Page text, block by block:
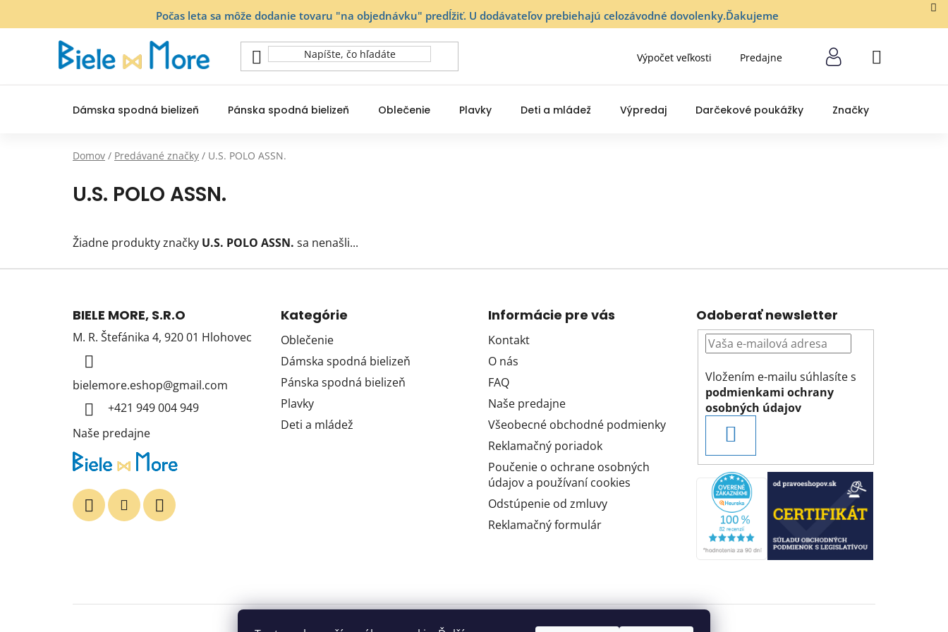
Počas leta sa môže dodanie tovaru "na objednávku" predĺžiť. U dodávateľov prebiehajú celozávodné dovolenky.Ďakujeme
Výpočet veľkosti Predajne
NÁKUPNÝ
Dámska spodná bielizeň Pánska spodná bielizeň Oblečenie Plavky Deti a mládež Výpredaj Darčekové poukážky Značky
Domov / Predávané značky / U.S. POLO ASSN.
U.S. POLO ASSN.
Žiadne produkty značky U.S. POLO ASSN. sa nenašli...
BIELE MORE, S.R.O
M. R. Štefánika 4, 920 01 Hlohovec
bielemore.eshop@gmail.com
+421 949 004 949
Naše predajne
Kategórie
Oblečenie
Dámska spodná bielizeň
Pánska spodná bielizeň
Plavky
Deti a mládež
Informácie pre vás
Kontakt
O nás
FAQ
Naše predajne
Všeobecné obchodné podmienky
Reklamačný poriadok
Poučenie o ochrane osobných
údajov a používaní cookies
Odstúpenie od zmluvy
Reklamačný formulár
Odoberať newsletter
Vložením e-mailu súhlasíte s
podmienkami ochrany
osobných údajov
SA